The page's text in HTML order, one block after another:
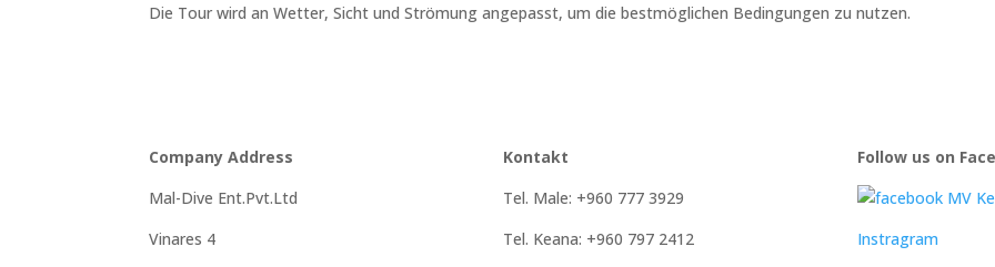
Die Tour wird an Wetter, Sicht und Strömung angepasst, um die bestmöglichen Bedingungen zu nutzen.
Company Address
Mal-Dive Ent.Pvt.Ltd
Vinares 4
Kontakt
Tel. Male: +960 777 3929
Tel. Keana: +960 797 2412
Follow us on
MV
Instragram